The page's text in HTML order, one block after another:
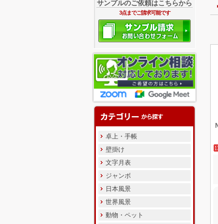
サンプルのご依頼はこちらから
3点までご請求可能です
卓上・手帳
壁掛け
文字月表
ジャンボ
日本風景
世界風景
動物・ペット